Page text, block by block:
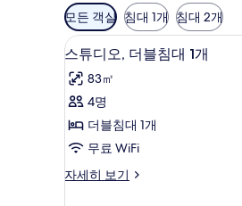
객
실
에
사
용
가
능
한
필
터
모든 객실 침대 1개 침대 2개
스
튜
디
오,
더
침
2
스튜디오, 더블침대 1개
83㎡
4명
더블침대 1개
무료 WiFi
자세히 보기
스